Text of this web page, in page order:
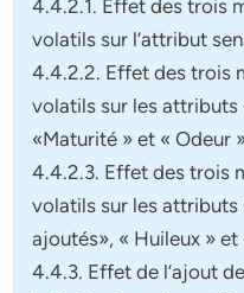
4.4.2.1. Effet des trois
volatils sur l’attribut
4.4.2.2. Effet des trois
volatils sur les attributs
«Maturité » et « Odeur
4.4.2.3. Effet des trois
volatils sur les attributs
ajoutés», « Huileux » et
4.4.3. Effet de l’ajout